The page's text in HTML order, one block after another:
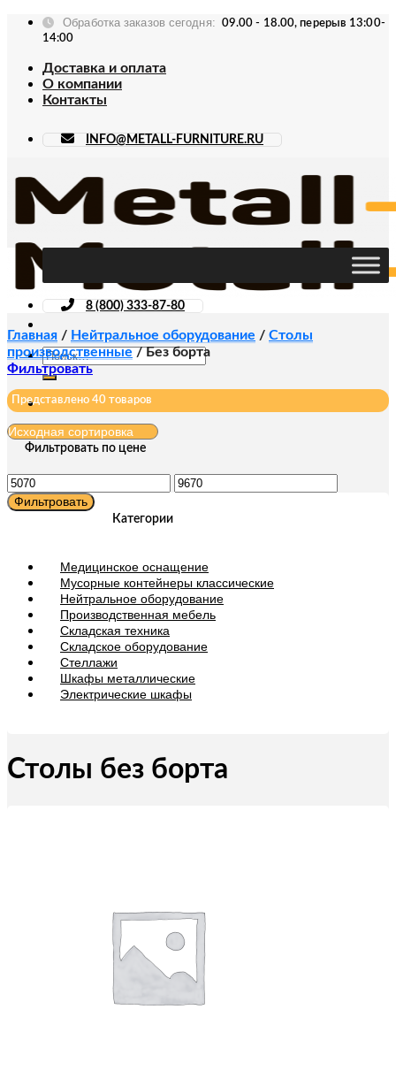
Skip
Обработка заказов сегодня:
09.00 - 18.00, перерыв 13:00-
14:00
Доставка и оплата
О компании
Контакты
INFO@METALL-FURNITURE.RU
Искать:
8 (800) 333-87-80
Главная / Нейтральное оборудование / Столы
производственные /Без борта
Фильтровать
Представлено 40 товаров
Фильтровать по цене
Минимальная
цена
Максимальная
цена
Фильтровать
Категории
Медицинское оснащение
Мусорные контейнеры классические
Нейтральное оборудование
Производственная мебель
Складская техника
Складское оборудование
Стеллажи
Шкафы металлические
Электрические шкафы
Столы без борта